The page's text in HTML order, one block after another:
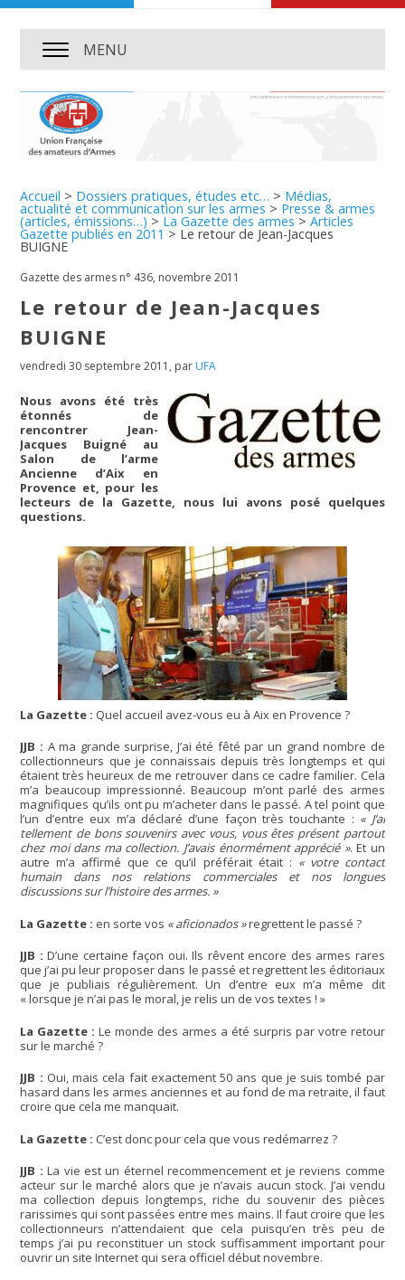
MENU
Accueil > Dossiers pratiques, études etc… > Médias,
actualité et communication sur les armes > Presse & armes
(articles, émissions…) > La Gazette des armes >Articles
Gazette publiés en 2011 > Le retour de Jean-Jacques
BUIGNE
Gazette des armes n° 436, novembre 2011
Le retour de Jean-Jacques
BUIGNE
vendredi 30 septembre 2011, par UFA
Nous avons été très
étonnés de
rencontrer Jean-
Jacques Buigné au
Salon de l’arme
Ancienne d’Aix en
Provence et, pour les
lecteurs de la Gazette, nous lui avons posé quelques
questions.
La Gazette : Quel accueil avez-vous eu à Aix en Provence ?
JJB : A ma grande surprise, J’ai été fêté par un grand nombre de
collectionneurs que je connaissais depuis très longtemps et qui
étaient très heureux de me retrouver dans ce cadre familier. Cela
m’a beaucoup impressionné. Beaucoup m’ont parlé des armes
magnifiques qu’ils ont pu m’acheter dans le passé. A tel point que
l’un d’entre eux m’a déclaré d’une façon très touchante : « J’ai
tellement de bons souvenirs avec vous, vous êtes présent partout
chez moi dans ma collection. J’avais énormément apprécié ». Et un
autre m’a affirmé que ce qu’il préférait était : « votre contact
humain dans nos relations commerciales et nos longues
discussions sur l’histoire des armes. »
La Gazette : en sorte vos « aficionados »regrettent le passé ?
JJB : D’une certaine façon oui. Ils rêvent encore des armes rares
que j’ai pu leur proposer dans le passé et regrettent les éditoriaux
que je publiais régulièrement. Un d’entre eux m’a même dit
« lorsque je n’ai pas le moral, je relis un de vos textes ! »
La Gazette : Le monde des armes a été surpris par votre retour
sur le marché ?
JJB : Oui, mais cela fait exactement 50 ans que je suis tombé par
hasard dans les armes anciennes et au fond de ma retraite, il faut
croire que cela me manquait.
La Gazette : C’est donc pour cela que vous redémarrez ?
JJB : La vie est un éternel recommencement et je reviens comme
acteur sur le marché alors que je n’avais aucun stock. J’ai vendu
ma collection depuis longtemps, riche du souvenir des pièces
rarissimes qui sont passées entre mes mains. Il faut croire que les
collectionneurs n’attendaient que cela puisqu’en très peu de
temps j’ai pu reconstituer un stock suffisamment important pour
ouvrir un site Internet qui sera officiel début novembre.